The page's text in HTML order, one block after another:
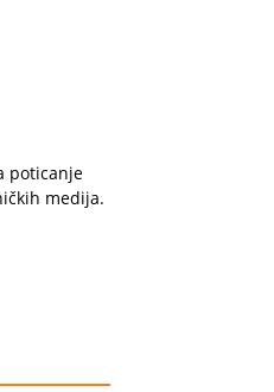
poticanje
medija.